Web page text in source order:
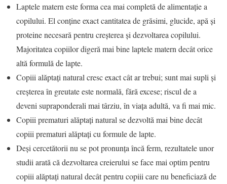
Laptele matern este forma cea mai completă de alimentație a
copilului. El conține exact cantitatea de grăsimi, glucide, apă și
proteine necesară pentru creșterea și dezvoltarea copilului.
Majoritatea copiilor digeră mai bine laptele matern decât orice
altă formulă de lapte.
Copiii alăptați natural cresc exact cât ar trebui; sunt mai supli și
creșterea în greutate este normală, fără excese; riscul de a
deveni supraponderali mai târziu, în viața adultă, va fi mai mic.
Copiii prematuri alăptați natural se dezvoltă mai bine decât
copiii prematuri alăptați cu formule de lapte.
Deși cercetătorii nu se pot pronunța încă ferm, rezultatele unor
studii arată că dezvoltarea creierului se face mai optim pentru
copiii alăptați natural decât pentru copiii care nu beneficiază de